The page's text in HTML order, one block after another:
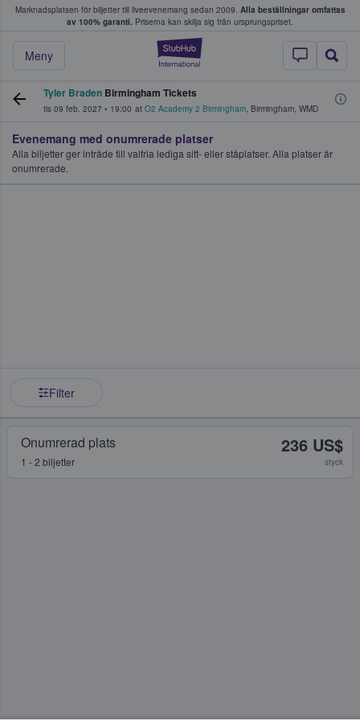
Marknadsplatsen för biljetter till liveevenemang sedan 2009. Alla beställningar omfattas
av 100% garanti. Priserna kan skilja sig från ursprungspriset.
StubHub – där
Meny
köper och säljer biljetter.
Tyler Braden Birmingham Tickets
tis 09 feb. 2027 • 19:00 at O2 Academy 2 Birmingham, Birmingham, WMD
Evenemang med onumrerade platser
Alla biljetter ger inträde till valfria lediga sitt- eller ståplatser. Alla platser är
onumrerade.
Filter
Onumrerad plats
1 - 2 biljetter
236 US$
styck